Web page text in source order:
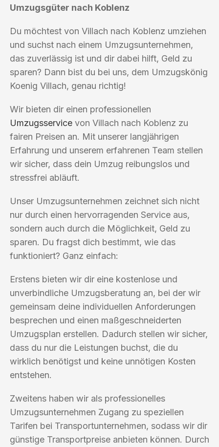
Umzugsgüter nach Koblenz
Du möchtest von Villach nach Koblenz umziehen
und suchst nach einem Umzugsunternehmen,
das zuverlässig ist und dir dabei hilft, Geld zu
sparen? Dann bist du bei uns, dem Umzugskönig
Koenig Villach, genau richtig!
Wir bieten dir einen professionellen
Umzugsservice von Villach nach Koblenz zu
fairen Preisen an. Mit unserer langjährigen
Erfahrung und unserem erfahrenen Team stellen
wir sicher, dass dein Umzug reibungslos und
stressfrei abläuft.
Unser Umzugsunternehmen zeichnet sich nicht
nur durch einen hervorragenden Service aus,
sondern auch durch die Möglichkeit, Geld zu
sparen. Du fragst dich bestimmt, wie das
funktioniert? Ganz einfach:
Erstens bieten wir dir eine kostenlose und
unverbindliche Umzugsberatung an, bei der wir
gemeinsam deine individuellen Anforderungen
besprechen und einen maßgeschneiderten
Umzugsplan erstellen. Dadurch stellen wir sicher,
dass du nur die Leistungen buchst, die du
wirklich benötigst und keine unnötigen Kosten
entstehen.
Zweitens haben wir als professionelles
Umzugsunternehmen Zugang zu speziellen
Tarifen bei Transportunternehmen, sodass wir dir
günstige Transportpreise anbieten können. Durch